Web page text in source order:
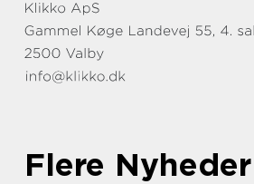
Flere Nyheder